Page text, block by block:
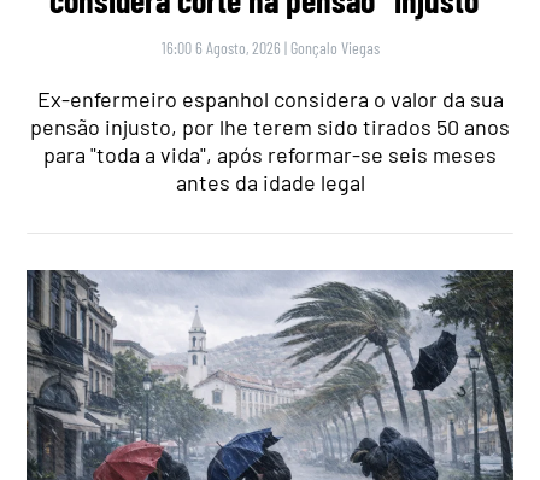
16:00 6 Agosto, 2026 | Gonçalo Viegas
Ex-enfermeiro espanhol considera o valor da sua
pensão injusto, por lhe terem sido tirados 50 anos
para "toda a vida", após reformar-se seis meses
antes da idade legal